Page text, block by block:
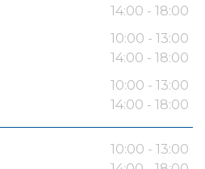
14:00 - 18:00
10:00 - 13:00
14:00 - 18:00
10:00 - 13:00
14:00 - 18:00
10:00 - 13:00